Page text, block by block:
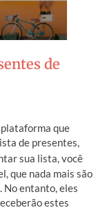
de
que
de presentes,
sua lista, você
que nada mais são
No entanto, eles
estes